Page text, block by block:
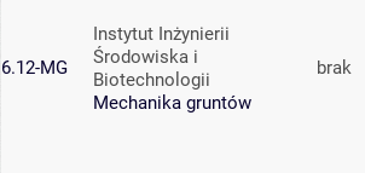
6.12-MG
Instytut Inżynierii
Środowiska i
Biotechnologii
Mechanika gruntów
brak